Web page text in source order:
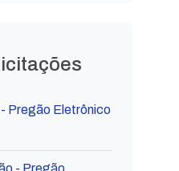
Pregão Eletrônico
- Pregão